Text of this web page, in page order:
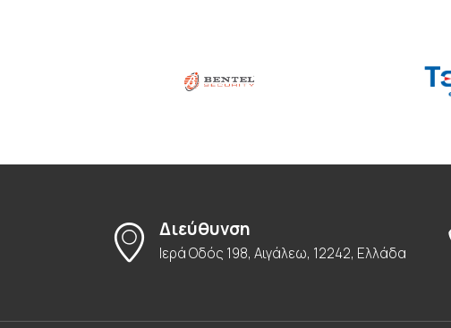
Διεύθυνση
Ιερά Οδός 198, Αιγάλεω, 12242, Ελλάδα